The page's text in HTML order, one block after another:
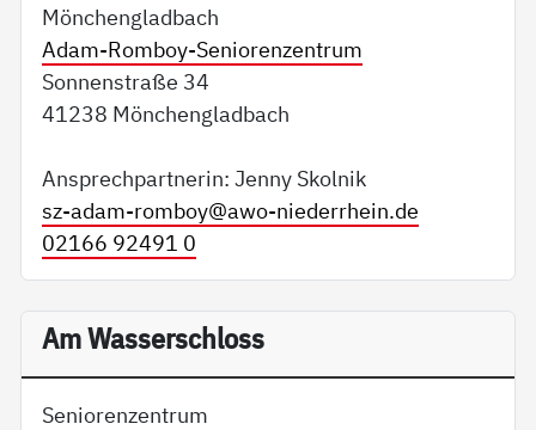
Mönchengladbach
Adam-Romboy-Seniorenzentrum
Sonnenstraße 34
41238 Mönchengladbach
Ansprechpartnerin: Jenny Skolnik
sz-adam-romboy@awo-niederrhein.de
02166 92491 0
Am Wasserschloss
Seniorenzentrum